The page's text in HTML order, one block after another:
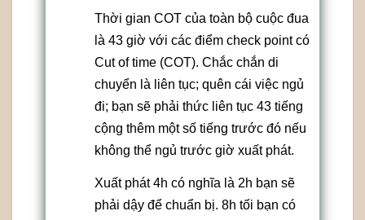
Thời gian COT của toàn bộ cuộc đua
là 43 giờ với các điểm check point có
Cut of time (COT). Chắc chắn di
chuyển là liên tục; quên cái việc ngủ
đi; bạn sẽ phải thức liên tục 43 tiếng
cộng thêm một số tiếng trước đó nếu
không thể ngủ trước giờ xuất phát.
Xuất phát 4h có nghĩa là 2h bạn sẽ
phải dậy để chuẩn bị. 8h tối bạn có